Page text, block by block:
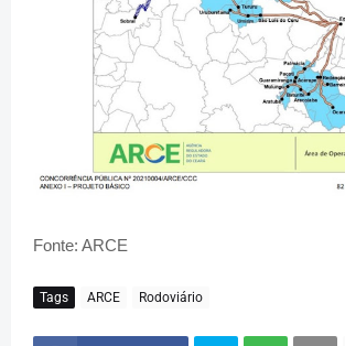
Fonte: ARCE
Tags ARCE Rodoviário